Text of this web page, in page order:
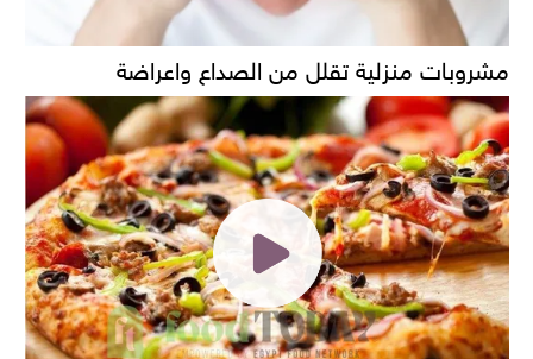
مشروبات منزلية تقلل من الصداع واعراضة